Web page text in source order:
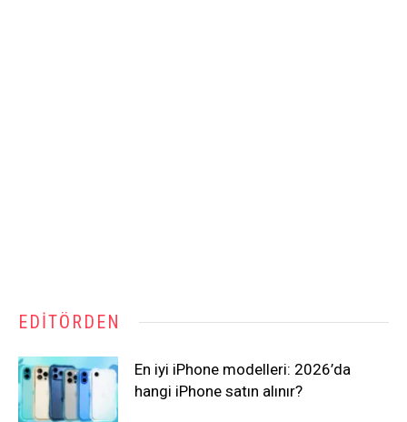
EDITÖRDEN
En iyi iPhone modelleri: 2026’da
hangi iPhone satın alınır?